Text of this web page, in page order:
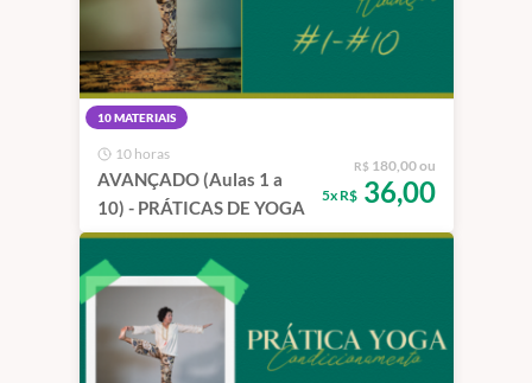
10 MATERIAIS
10 horas
AVANÇADO (Aulas 1 a
10) - PRÁTICAS DE YOGA
R$ 180,00 ou
5x R$36,00